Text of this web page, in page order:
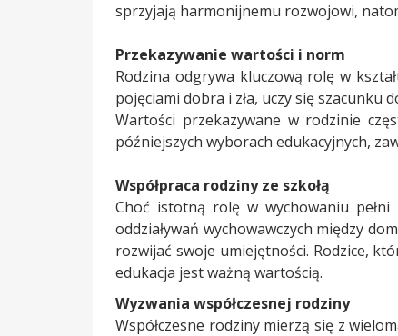
sprzyjają harmonijnemu rozwojowi,
Przekazywanie wartości i norm
Rodzina odgrywa kluczową rolę w
pojęciami dobra i zła, uczy się szacunku
Wartości przekazywane w rodzinie
późniejszych wyborach edukacyjnych,
Współpraca rodziny ze szkołą
Choć istotną rolę w wychowaniu pełni
oddziaływań wychowawczych między
rozwijać swoje umiejętności. Rodzice,
edukacja jest ważną wartością.
Wyzwania współczesnej rodziny
Współczesne rodziny mierzą się z